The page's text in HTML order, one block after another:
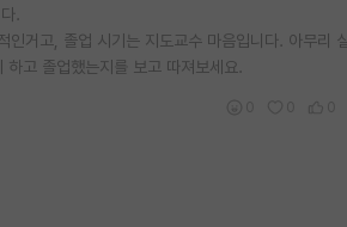
.
거고, 졸업 시기는 지도교수 마음입니다. 아무리
고 졸업했는지를 보고 따져보세요.